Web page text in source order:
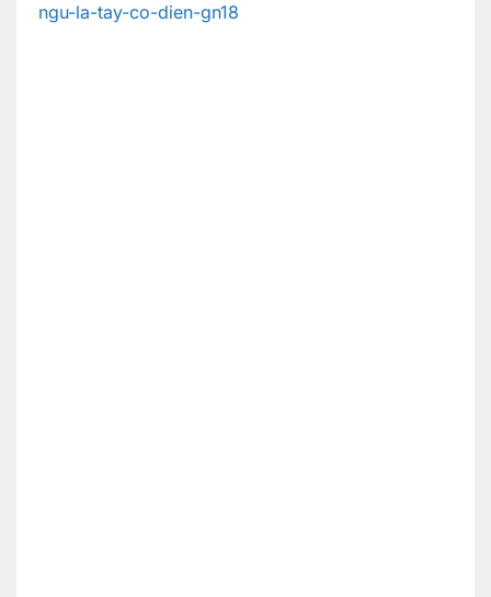
ngu-la-tay-co-dien-gn18